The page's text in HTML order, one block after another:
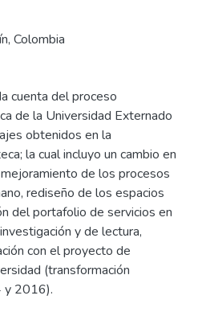
Colombia
cuenta del proceso
de la Universidad Externado
obtenidos en la
la cual incluyo un cambio en
de los procesos
rediseño de los espacios
del portafolio de servicios en
y de lectura,
con el proyecto de
(transformación
y 2016).